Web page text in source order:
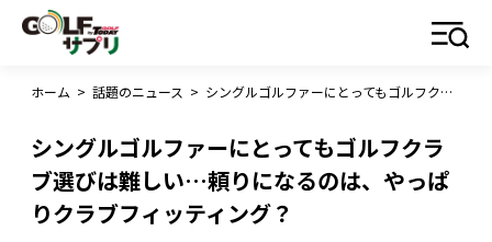
ホーム > 話題のニュース > シングルゴルファーにとってもゴルフクラブ選びは難しい…頼りになるのは、やっぱりクラブフィッティング？
シングルゴルファーにとってもゴルフクラ
ブ選びは難しい…頼りになるのは、やっぱ
りクラブフィッティング？